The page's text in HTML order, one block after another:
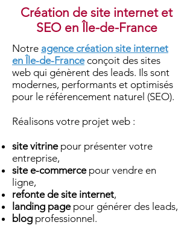
Création de site internet et
SEO en Île-de-France
​Notre agence création site internet
en Île-de-Franceconçoit des sites
web qui génèrent des leads. Ils sont
modernes, performants et optimisés
pour le référencement naturel (SEO).
Réalisons votre projet web :
site vitrinepour présenter votre
entreprise,
site e-commercepour vendre en
ligne,
refonte de site internet,
landing pagepour générer des leads,
blog professionnel.